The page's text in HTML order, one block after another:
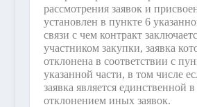
рассмотрения заявок и
установлен в пункте 6
связи с чем контракт
участником закупки, заявка
отклонена в соответствии с
указанной части, в том числе
заявка является единственной в
отклонением иных заявок.